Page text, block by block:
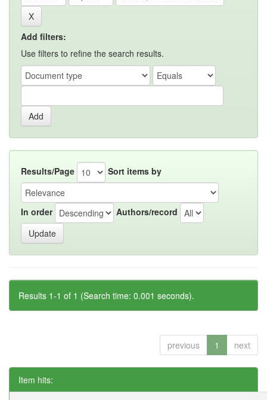
Add filters:
Use filters to refine the search results.
Results/Page Sort items by
In order Authors/record
Results 1-1 of 1 (Search time: 0.001 seconds).
previous 1 next
Item hits: